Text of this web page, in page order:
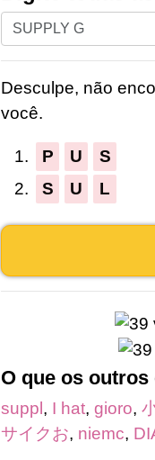
Digite
todas
letras
do
quebra-
cabeça:
Desculpe, não
você.
1. P U
S
2.
S U L
O que os
suppl, I hat, gioro,
サイクお, niemc,